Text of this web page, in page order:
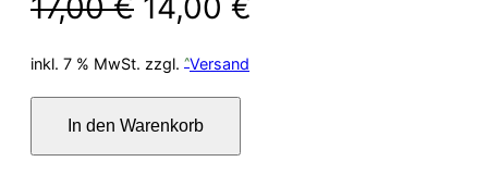
17,00€
Preis
war:
17,00 €
14,00 €
inkl. 7 % MwSt. zzgl. Versand
Nationalsozialismus
In den Warenkorb